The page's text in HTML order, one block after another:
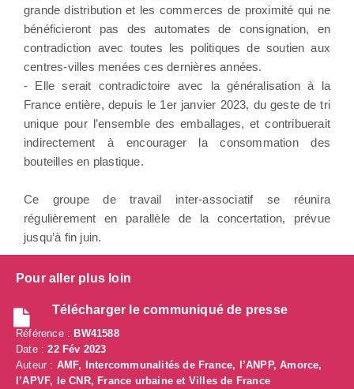
grande distribution et les commerces de proximité qui ne
bénéficieront pas des automates de consignation, en
contradiction avec toutes les politiques de soutien aux
centres-villes menées ces dernières années.
- Elle serait contradictoire avec la généralisation à la
France entière, depuis le 1er janvier 2023, du geste de tri
unique pour l’ensemble des emballages, et contribuerait
indirectement à encourager la consommation des
bouteilles en plastique.
Ce groupe de travail inter-associatif se réunira
régulièrement en parallèle de la concertation, prévue
jusqu’à fin juin.
Pour aller plus loin
Télécharger le communiqué de presse
Référence :BW41588
Date :22 Fév 2023
Auteur : AMF, Intercommunalités de France, l’ANPP, Amorce,
l’APVF, le CNR, France urbaine et Villes de France